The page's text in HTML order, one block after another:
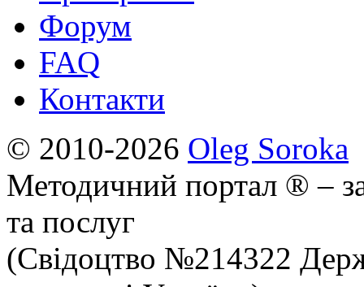
Форум
FAQ
Контакти
© 2010-2026 Oleg Soroka
Методичний портал ® –
та послуг
(Свідоцтво №214322